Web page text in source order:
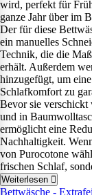
wird, perfekt für
ganze Jahr über im
Der für diese
ein manuelles
Technik, die die
erhält. Außerdem
hinzugefügt, um
Schlafkomfort zu
Bevor sie
und in
ermöglicht eine
Nachhaltigkeit.
von Purocotone
frischen Schlaf,
Weiterlesen
Bettwäsche -